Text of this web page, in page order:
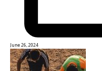
June 26, 2024